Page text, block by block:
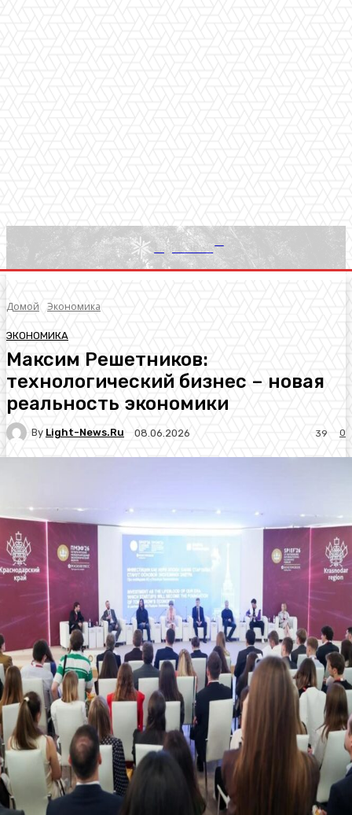
Light News
Домой Экономика
ЭКОНОМИКА
Максим Решетников:
технологический бизнес – новая
реальность экономики
By Light-News.ru 08.06.2026 0
39